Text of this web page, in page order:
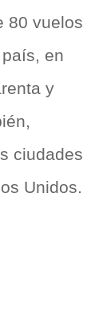
80 vuelos
en
y
ciudades
Unidos.